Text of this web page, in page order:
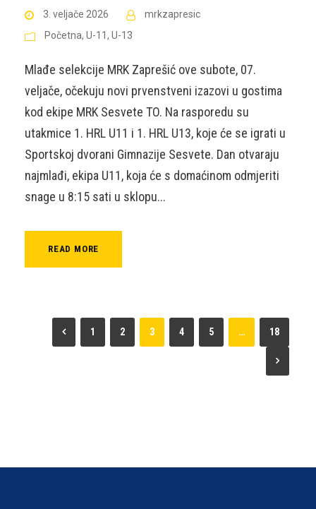
3. veljače 2026
mrkzapresic
Početna, U-11 , U-13
Mlađe selekcije MRK Zaprešić ove subote, 07.
veljače, očekuju novi prvenstveni izazovi u gostima
kod ekipe MRK Sesvete TO. Na rasporedu su
utakmice 1. HRL U11 i 1. HRL U13, koje će se igrati u
Sportskoj dvorani Gimnazije Sesvete. Dan otvaraju
najmlađi, ekipa U11, koja će s domaćinom odmjeriti
snage u 8:15 sati u sklopu...
READ MORE
1 2 3 4 5 … 18